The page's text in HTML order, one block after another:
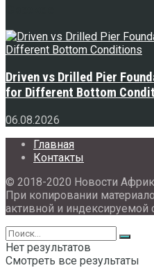
Driven vs Drilled Pier
for Different Bottom
06.08.2026
Главная
Контакты
© 2018-2020 Новости
При копировании
активной и индексируемой
Нет результатов
Смотреть все результаты